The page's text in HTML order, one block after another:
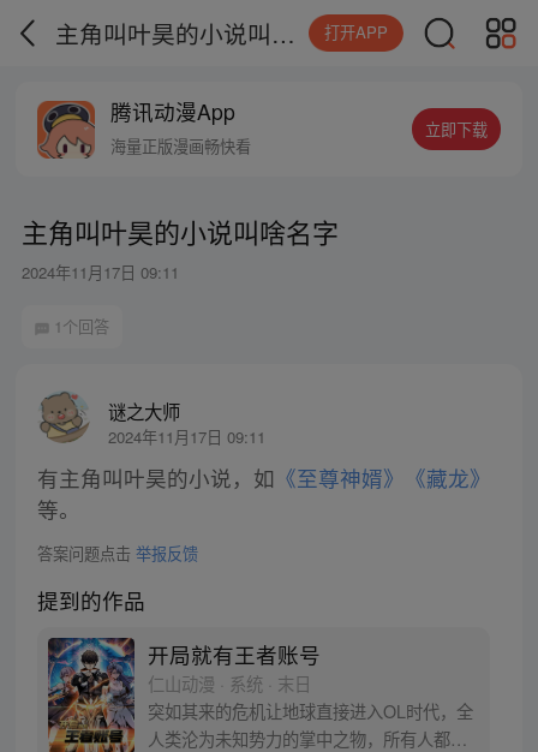
主角叫叶昊的小说叫啥名字 打开APP
腾讯动漫App
海量正版漫画畅快看
立即下载
主角叫叶昊的小说叫啥名字
2024年11月17日 09:11
1个回答
谜之大师
2024年11月17日 09:11
有主角叫叶昊的小说，如 《至尊神婿》
《藏龙》
等。
答案问题点击 举报反馈
提到的作品
开局就有王者账号
仁山动漫 · 系统 · 末日
突如其来的危机让地球直接进入OL时代，全
人类沦为未知势力的掌中之物，所有人都变